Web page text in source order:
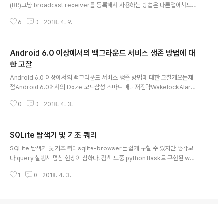
(BR)그냥 broadcast receiver를 등록해서 사용하는 방법은 다른앱에서도
(android 5.1)부터 지원하는 Local Broadcast Manager방법으로 구현한
수신하게 된다. // observer의 이름은 mMessageReceiver이다. LocalB
roadcastManager.getInstanc..
6 0 2018. 4. 9.
Android 6.0 이상에서의 백그라운드 서비스 생존 방법에 대
한 고찰
Android 6.0 이상에서의 백그라운드 서비스 생존 방법에 대한 고찰개요문제
점Android 6.0에서의 Doze 모드삼성 스마트 매니저전략WakelockAlarm
getWindow().addFlags(WindowManager.LayoutParams.FLAG_KE
VICE); WakeLock wakeLock = powerManager.newWakeLock(Po
werManager.PARTIAL_WAKE_LOCK, "MyWakel..
0 0 2018. 4. 3.
SQLite 탐색기 및 기초 쿼리
SQLite 탐색기 및 기초 쿼리sqlite-browser는 쉽게 구할 수 있지만 생각보
다 query 실행시 멈침 현상이 심하다. 검색 도중 python flask로 구현된 we
습은 아래와 같다.sqlite-web tool$ sudo apt-get install python-pip #
1 0 2018. 4. 3.